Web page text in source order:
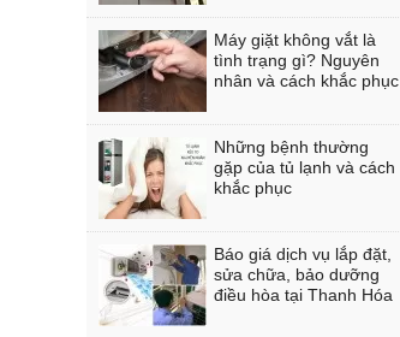
Máy giặt không vắt là
tình trạng gì? Nguyên
nhân và cách khắc phục
Những bệnh thường
gặp của tủ lạnh và cách
khắc phục
Báo giá dịch vụ lắp đặt,
sửa chữa, bảo dưỡng
điều hòa tại Thanh Hóa